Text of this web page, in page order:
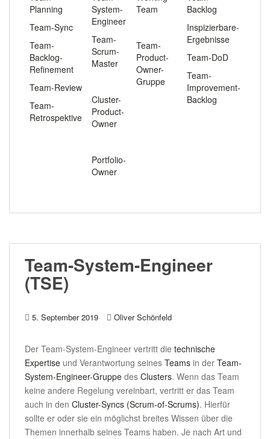
Planning
Team-Sync
Team-
Backlog-
Refinement
Team-Review
Team-
Retrospektive
System-
Engineer
Team-
Scrum-
Master
Cluster-
Product-
Owner
Portfolio-
Owner
Team
Team-
Product-
Owner-
Gruppe
Backlog
Inspizierbare-
Ergebnisse
Team-DoD
Team-
Improvement-
Backlog
Team-System-Engineer
(TSE)
5. September 2019 Oliver Schönfeld
Der Team-System-Engineer vertritt die technische
Expertise und Verantwortung seines Teams in der Team-
System-Engineer-Gruppe des Clusters. Wenn das Team
keine andere Regelung vereinbart, vertritt er das Team
auch in den Cluster-Syncs (Scrum-of-Scrums). Hierfür
sollte er oder sie ein möglichst breites Wissen über die
Themen innerhalb seines Teams haben. Je nach Art und